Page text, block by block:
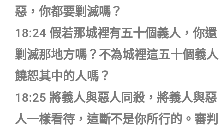
惡，你都要剿滅嗎？
18:24 假若那城裡有五十個義人，你還
剿滅那地方嗎？不為城裡這五十個義人
饒恕其中的人嗎？
18:25 將義人與惡人同殺，將義人與惡
人一樣看待，這斷不是你所行的。審判